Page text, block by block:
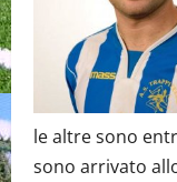
le altre sono
sono arrivato